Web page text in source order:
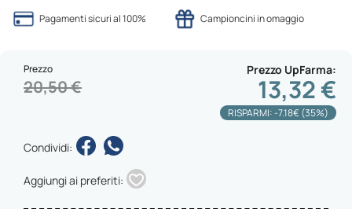
Pagamenti sicuri al 100%
Campioncini in omaggio
Prezzo UpFarma
13,32 €
Prezzo
20,50 €
RISPARMI: -7.18€ (35%)
Condividi:
Aggiungi ai preferiti: